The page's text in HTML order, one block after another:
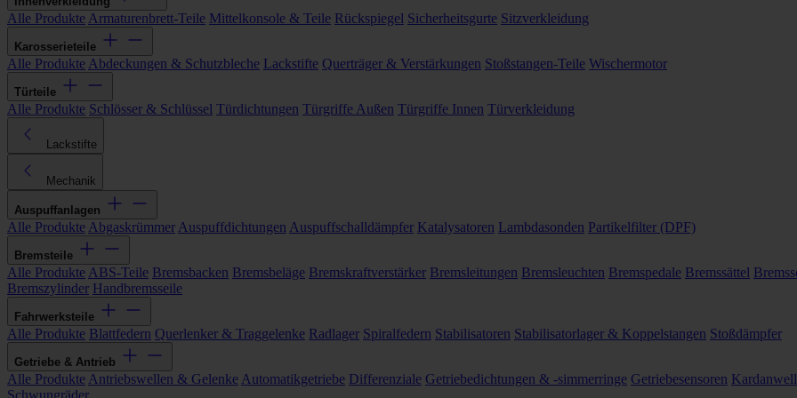
Alle Produkte Armaturenbrett-Teile Mittelkonsole & Teile Rückspiegel Sicherheitsgurte Sitzverkleidung
Karosserieteile
Alle Produkte Abdeckungen & Schutzbleche Lackstifte Querträger & Verstärkungen Stoßstangen-Teile Wischermotor
Türteile
Alle Produkte Schlösser & Schlüssel Türdichtungen Türgriffe Außen Türgriffe Innen Türverkleidung
Lackstifte
Mechanik
Auspuffanlagen
Alle Produkte Abgaskrümmer Auspuffdichtungen Auspuffschalldämpfer Katalysatoren Lambdasonden Partikelfilter (DPF)
Bremsteile
Alle Produkte ABS-Teile Bremsbacken Bremsbeläge Bremskraftverstärker Bremsleitungen Bremsleuchten Bremspedale Bremssättel
Bremszylinder Handbremsseile
Fahrwerksteile
Alle Produkte Blattfedern Querlenker & Traggelenke Radlager Spiralfedern Stabilisatoren Stabilisatorlager & Koppelstangen Stoßdämpfer
Getriebe & Antrieb
Alle Produkte Antriebswellen & Gelenke Automatikgetriebe Differenziale Getriebedichtungen & -simmerringe Getriebesensoren
Schwungräder